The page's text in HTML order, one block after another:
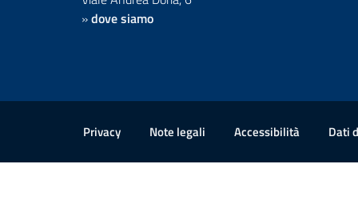
»dove siamo
Privacy Note legali Accessibilità Dati